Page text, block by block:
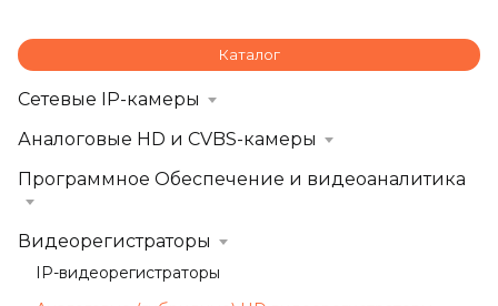
Каталог
Сетевые IP-камеры
Аналоговые HD и CVBS-камеры
Программное Обеспечение и видеоаналитика
Видеорегистраторы
IP-видеорегистраторы